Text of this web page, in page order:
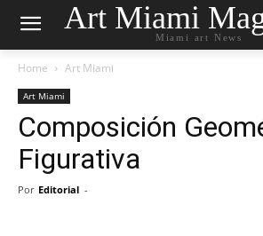
Art Miami
Miami art News
Home Art Miami
Art Miami
Composición
Figurativa
Por Editorial -